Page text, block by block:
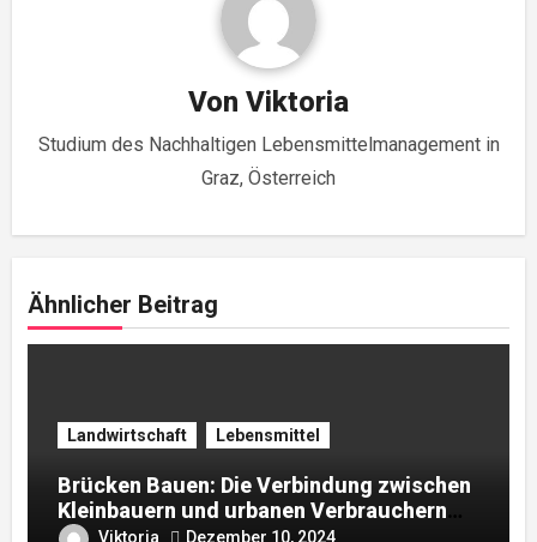
Von Viktoria
Studium des Nachhaltigen Lebensmittelmanagement in
Graz, Österreich
Ähnlicher Beitrag
Landwirtschaft Lebensmittel
Brücken Bauen: Die Verbindung zwischen
Kleinbauern und urbanen Verbrauchern
stärken
Viktoria Dezember 10, 2024